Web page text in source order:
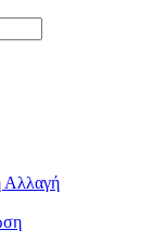
Αλλαγή